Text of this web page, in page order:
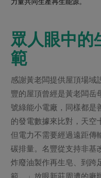
眾人眼中的
範
感謝黃老闆提供屋頂場域
豐的屋頂曾經是黃老闆岳
號綠能小電廠，同樣都是
的發電數據來比對，天空
但電力不需要經過遠距傳
碳排量。名豐從支持非基
炸廢油製作再生皂、到跨
範。」放眼新莊周遭的廠